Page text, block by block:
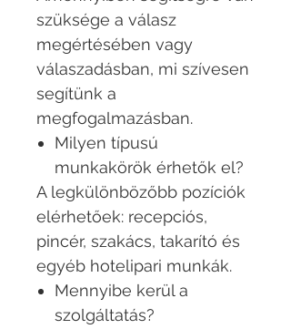
szüksége a válasz
megértésében vagy
válaszadásban, mi szívesen
segítünk a
megfogalmazásban.
Milyen típusú
munkakörök érhetők el?
A legkülönbözőbb pozíciók
elérhetőek: recepciós,
pincér, szakács, takarító és
egyéb hotelipari munkák.
Mennyibe kerül a
szolgáltatás?